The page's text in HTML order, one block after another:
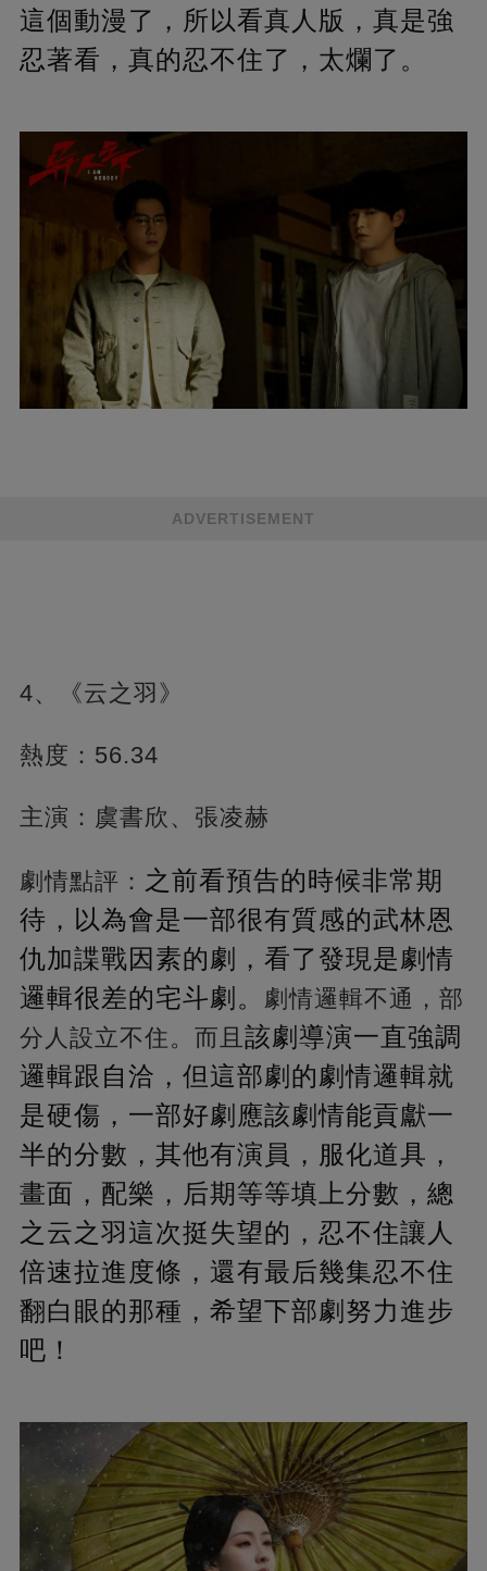
這個動漫了，所以看真人版，真是強
忍著看，真的忍不住了，太爛了。
ADVERTISEMENT
4、《云之羽》
熱度：56.34
主演：虞書欣、張凌赫
劇情點評： 之前看預告的時候非常期
待，以為會是一部很有質感的武林恩
仇加諜戰因素的劇，看了發現是劇情
邏輯很差的宅斗劇。 劇情邏輯不通，部
分人設立不住。而且 該劇導演一直強調
邏輯跟自洽，但這部劇的劇情邏輯就
是硬傷，一部好劇應該劇情能貢獻一
半的分數，其他有演員，服化道具，
畫面，配樂，后期等等填上分數，總
之云之羽這次挺失望的，忍不住讓人
倍速拉進度條，還有最后幾集忍不住
翻白眼的那種，希望下部劇努力進步
吧！